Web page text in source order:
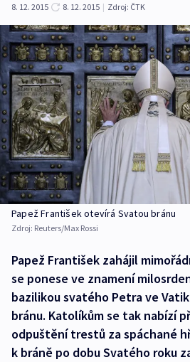
8. 12. 2015
8. 12. 2015 | Zdroj: ČTK
Papež František otevírá Svatou bránu
Zdroj: Reuters/Max Rossi
Papež František zahájil
se ponese ve znamení
bazilikou svatého Petra ve
bránu. Katolíkům se tak nabízí
odpuštění trestů za spáchané
k bráně po dobu Svatého roku